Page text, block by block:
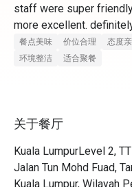
staff were super
more excellent.
thank you for having us
餐点美味 价位合理 态度
环境整洁
适合聚餐
关于餐厅
Kuala LumpurLevel 2,
Jalan Tun Mohd Fuad,
Kuala Lumpur, Wilayah